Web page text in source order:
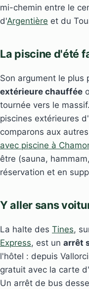
mi-chemin entre le
d'Argentière et du
La piscine d'été
Son argument le plus
extérieure chauffée
tournée vers le
piscines extérieures
comparons aux
avec piscine à
être (sauna,
réservation et en
Y aller sans
La halte des Tines,
Express, est un arrêt
l'hôtel : depuis
gratuit avec la carte
Un arrêt de bus